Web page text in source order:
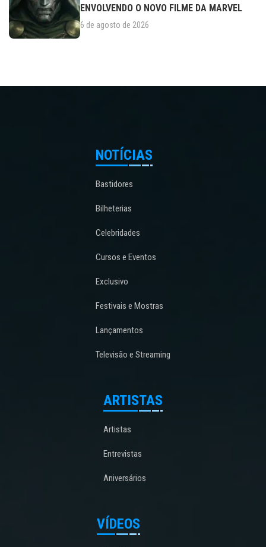
ENVOLVENDO O NOVO FILME DA MARVEL
6 de agosto de 2026
NOTÍCIAS
Bastidores
Bilheterias
Celebridades
Cursos e Eventos
Exclusivo
Festivais e Mostras
Lançamentos
Televisão e Streaming
ARTISTAS
Artistas
Entrevistas
Aniversários
VÍDEOS